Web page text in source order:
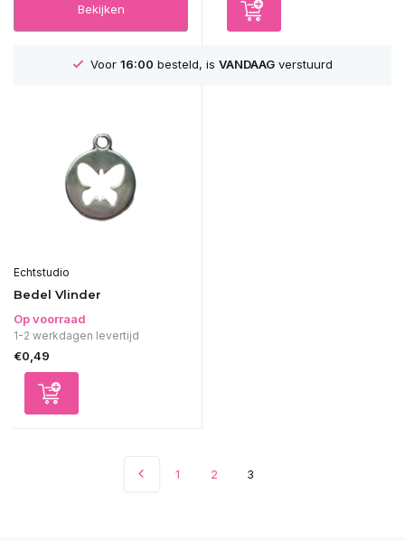
Bekijken
Voor 16:00 besteld, is VANDAAGverstuurd
Echtstudio
Bedel Vlinder
Op voorraad
1-2 werkdagen levertijd
€0,49
1 2 3